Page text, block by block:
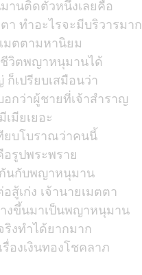
านติดตัวหนึ่งเลยคือ
า ทำอะไรจะมีบริวารมาก
มตตามหานิยม
วิตพญาหนุมานได้
ก็เปรียบเสมือนว่า
อกว่าผู้ชายที่เจ้าสำราญ
มียเยอะ
ยบโบราณว่าคนนี้
รูปพระพราย
นกับพญาหนุมาน
อสู้เก่ง เจ้านายเมตตา
งขึ้นมาเป็นพญาหนุมาน
ริงทำได้ยากมาก
รื่องเงินทองโชคลาภ